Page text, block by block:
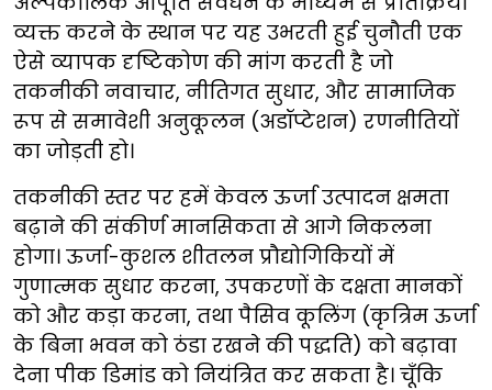
व्यक्त करने के स्थान पर यह उभरती हुई चुनौती एक
ऐसे व्यापक दृष्टिकोण की मांग करती है जो
तकनीकी नवाचार, नीतिगत सुधार, और सामाजिक
रूप से समावेशी अनुकूलन (अडॉप्टेशन) रणनीतियों
का जोड़ती हो।
तकनीकी स्तर पर हमें केवल ऊर्जा उत्पादन क्षमता
बढ़ाने की संकीर्ण मानसिकता से आगे निकलना
होगा। ऊर्जा-कुशल शीतलन प्रौद्योगिकियों में
गुणात्मक सुधार करना, उपकरणों के दक्षता मानकों
को और कड़ा करना, तथा पैसिव कूलिंग (कृत्रिम ऊर्जा
के बिना भवन को ठंडा रखने की पद्धति) को बढ़ावा
देना पीक डिमांड को नियंत्रित कर सकता है। चूँकि